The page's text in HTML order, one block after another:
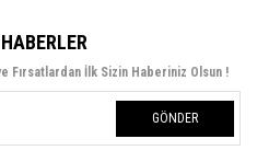
Fırsatlardan İlk Sizin Haberiniz Olsun !
GÖNDER